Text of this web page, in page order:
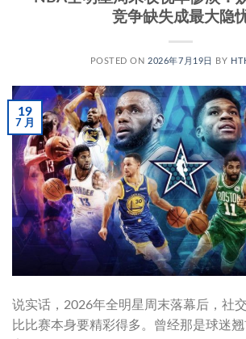
竞争缺失成最大隐
POSTED ON2026年7月19日 BY
19
7 月
说实话，2026年全明星周末落幕后，社
比比赛本身要精彩得多。曾经那是球迷